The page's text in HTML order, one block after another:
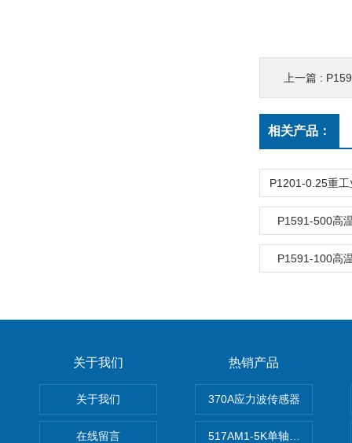
上一篇 :
相关产品：
P1591-500高
P1591-100高
关于我们
关于我们
在线留言
热销产品
370A应力波传感器
517AM1-5K单轴冲击IEPE加